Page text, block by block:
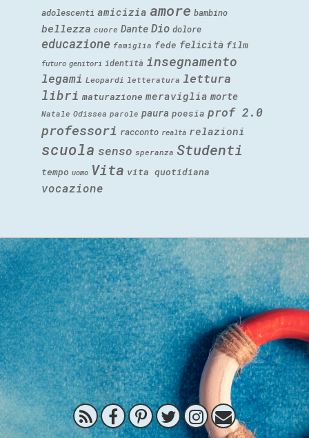
adolescenti amicizia amore bambino
bellezza cuore Dante Dio dolore
educazione famiglia fede felicità film
futuro genitori identità insegnamento
legami Leopardi letteratura lettura
libri maturazione meraviglia morte
Natale Odissea parole paura poesia prof 2.0
professori racconto realtà relazioni
scuola senso speranza Studenti
tempo uomo Vita vita quotidiana
vocazione